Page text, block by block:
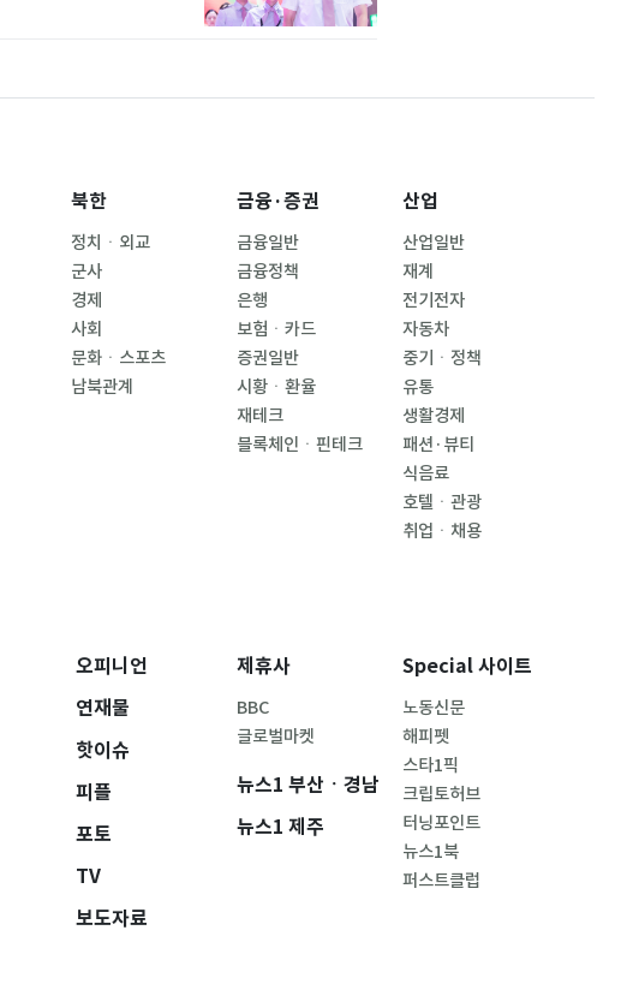
북한
정치ㆍ외교
군사
경제
사회
문화ㆍ스포츠
남북관계
금융·증권
금융일반
금융정책
은행
보험ㆍ카드
증권일반
시황ㆍ환율
재테크
블록체인ㆍ핀테크
산업
산업일반
재계
전기전자
자동차
중기ㆍ정책
유통
생활경제
패션·뷰티
식음료
호텔ㆍ관광
취업ㆍ채용
오피니언
연재물
핫이슈
피플
포토
TV
보도자료
제휴사
BBC
글로벌마켓
뉴스1 부산ㆍ경남
뉴스1 제주
Special 사이트
노동신문
해피펫
스타1픽
크립토허브
터닝포인트
뉴스1북
퍼스트클럽